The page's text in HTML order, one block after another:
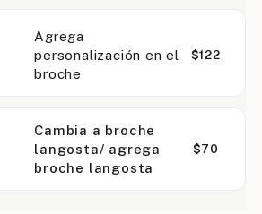
Agrega
personalización en el
broche
$122
Cambia a broche
langosta/ agrega
broche langosta
$70